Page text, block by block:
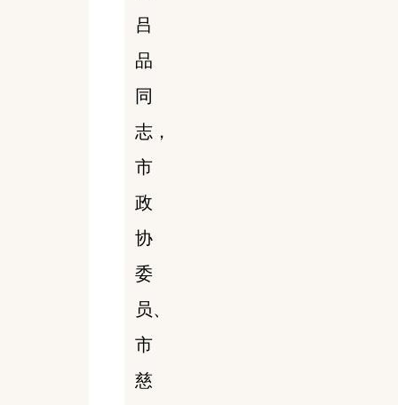
吕
品
同
志，
市
政
协
委
员、
市
慈